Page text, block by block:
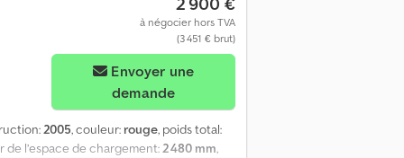
à négocier hors TVA
(3 451 € brut)
demande
2005, couleur: rouge, poids total:
de l’espace de chargement:2 480 mm,